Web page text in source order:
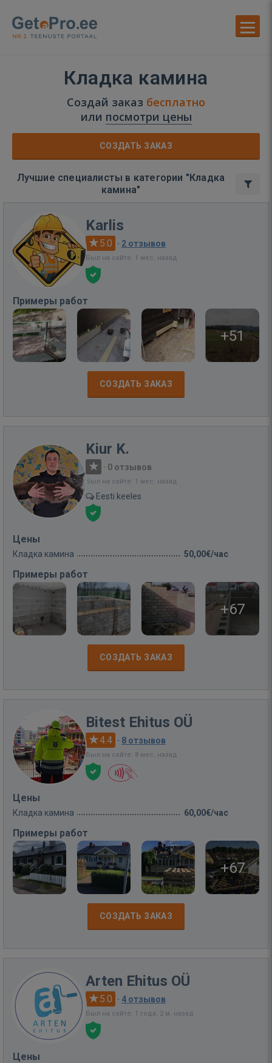
Кладка камина
Создай заказ бесплатно
или посмотри цены
СОЗДАТЬ ЗАКАЗ
Лучшие специалисты в категории "Кладка
камина"
Karlis
5.0 · 2 отзывов
Был на сайте: 1 мес. назад
Примеры работ
+51
СОЗДАТЬ ЗАКАЗ
Kiur K.
· 0 отзывов
Был на сайте: 1 мес. назад
Eesti keeles
Цены
Кладка камина 50,00€/час
Примеры работ
+67
СОЗДАТЬ ЗАКАЗ
Bitest Ehitus OÜ
4.4 · 8 отзывов
Был на сайте: 8 мес. назад
Цены
Кладка камина 60,00€/час
Примеры работ
+67
СОЗДАТЬ ЗАКАЗ
Arten Ehitus OÜ
5.0 · 4 отзывов
Был на сайте: 1 года, 2 м. назад
Цены